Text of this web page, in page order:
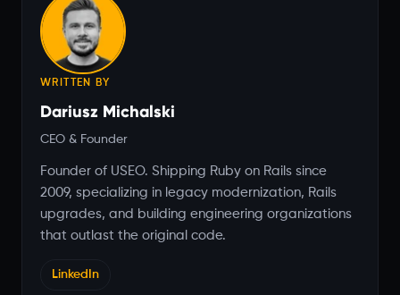
WRITTEN BY
Dariusz Michalski
CEO & Founder
Founder of USEO. Shipping Ruby on Rails since
2009, specializing in legacy modernization, Rails
upgrades, and building engineering organizations
that outlast the original code.
LinkedIn